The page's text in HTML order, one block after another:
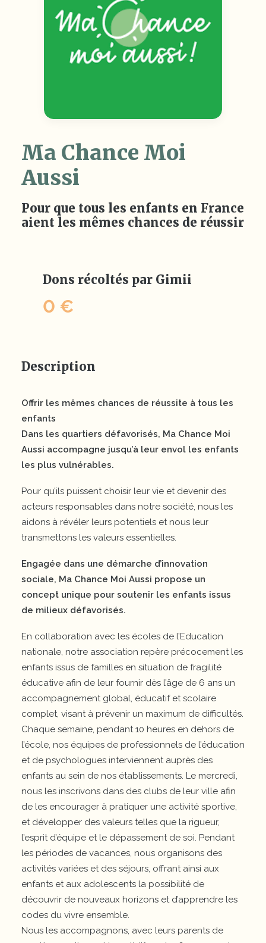
Ma Chance Moi
Aussi
Pour que tous les enfants en France
aient les mêmes chances de réussir
Dons récoltés par Gimii
0 €
Description
Offrir les mêmes chances de réussite à tous les
enfants
Dans les quartiers défavorisés, Ma Chance Moi
Aussi accompagne jusqu’à leur envol les enfants
les plus vulnérables.
Pour qu’ils puissent choisir leur vie et devenir des
acteurs responsables dans notre société, nous les
aidons à révéler leurs potentiels et nous leur
transmettons les valeurs essentielles.
Engagée dans une démarche d’innovation
sociale, Ma Chance Moi Aussi propose un
concept unique pour soutenir les enfants issus
de milieux défavorisés.
En collaboration avec les écoles de l’Education
nationale, notre association repère précocement les
enfants issus de familles en situation de fragilité
éducative afin de leur fournir dès l’âge de 6 ans un
accompagnement global, éducatif et scolaire
complet, visant à prévenir un maximum de difficultés.
Chaque semaine, pendant 10 heures en dehors de
l’école, nos équipes de professionnels de l’éducation
et de psychologues interviennent auprès des
enfants au sein de nos établissements. Le mercredi,
nous les inscrivons dans des clubs de leur ville afin
de les encourager à pratiquer une activité sportive,
et développer des valeurs telles que la rigueur,
l’esprit d’équipe et le dépassement de soi. Pendant
les périodes de vacances, nous organisons des
activités variées et des séjours, offrant ainsi aux
enfants et aux adolescents la possibilité de
découvrir de nouveaux horizons et d’apprendre les
codes du vivre ensemble.
Nous les accompagnons, avec leurs parents de